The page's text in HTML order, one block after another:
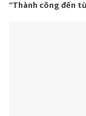
“Thành công đến